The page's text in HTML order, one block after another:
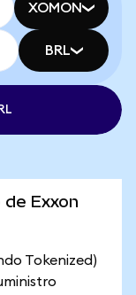
XOMON
BRL
Exxon
Tokenized)